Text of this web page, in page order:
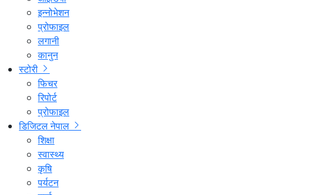
इन्नोभेशन
प्रोफाइल
लगानी
कानुन
स्टोरी
फिचर
रिपोर्ट
प्रोफाइल
डिजिटल नेपाल
शिक्षा
स्वास्थ्य
कृषि
पर्यटन